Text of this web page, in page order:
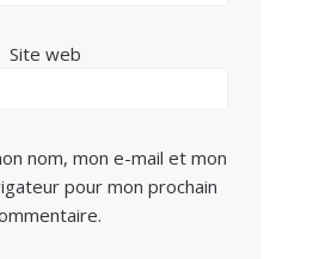
Site web
nom, mon e-mail et mon
pour mon prochain